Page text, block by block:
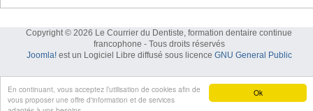
Ok
En continuant, vous acceptez l’utilisation de cookies afin de
vous proposer une offre d'information et de services
Copyright © 2026 Le Courrier du Dentiste, formation dentaire continue
francophone - Tous droits réservés
Joomla!est un Logiciel Libre diffusé sous licence GNU General Public